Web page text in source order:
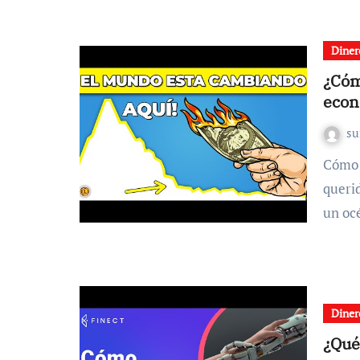
Cómo puedo prepararme para una crisis económica ¡Oh,
un